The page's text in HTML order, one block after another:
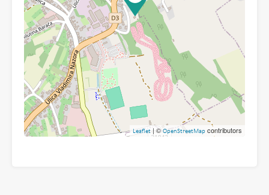
Leaflet | ©OpenStreetMap contributors